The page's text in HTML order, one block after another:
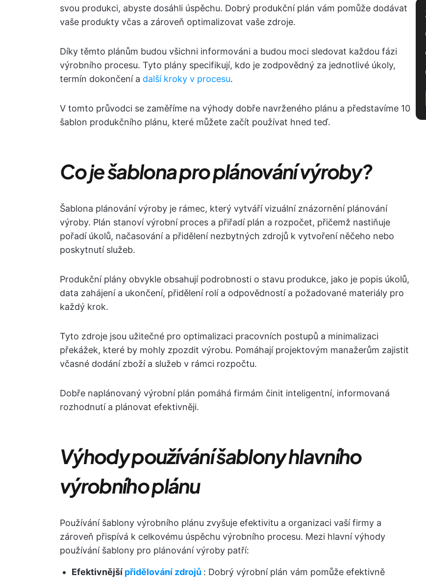
svou produkci, abyste dosáhli úspěchu. Dobrý produkční plán vám pomůže dodávat
vaše produkty včas a zároveň optimalizovat vaše zdroje.
Díky těmto plánům budou všichni informováni a budou moci sledovat každou fázi
výrobního procesu. Tyto plány specifikují, kdo je zodpovědný za jednotlivé úkoly,
termín dokončení a další kroky v procesu.
V tomto průvodci se zaměříme na výhody dobře navrženého plánu a představíme 10
šablon produkčního plánu, které můžete začít používat hned teď.
Co je šablona pro plánování výroby?
Šablona plánování výroby je rámec, který vytváří vizuální znázornění plánování
výroby. Plán stanoví výrobní proces a přiřadí plán a rozpočet, přičemž nastiňuje
pořadí úkolů, načasování a přidělení nezbytných zdrojů k vytvoření něčeho nebo
poskytnutí služeb.
Produkční plány obvykle obsahují podrobnosti o stavu produkce, jako je popis úkolů,
data zahájení a ukončení, přidělení rolí a odpovědností a požadované materiály pro
každý krok.
Tyto zdroje jsou užitečné pro optimalizaci pracovních postupů a minimalizaci
překážek, které by mohly zpozdit výrobu. Pomáhají projektovým manažerům zajistit
včasné dodání zboží a služeb v rámci rozpočtu.
Dobře naplánovaný výrobní plán pomáhá firmám činit inteligentní, informovaná
rozhodnutí a plánovat efektivněji.
Výhody používání šablony hlavního
výrobního plánu
Používání šablony výrobního plánu zvyšuje efektivitu a organizaci vaší firmy a
zároveň přispívá k celkovému úspěchu výrobního procesu. Mezi hlavní výhody
používání šablony pro plánování výroby patří:
Efektivnější přidělování zdrojů : Dobrý výrobní plán vám pomůže efektivně